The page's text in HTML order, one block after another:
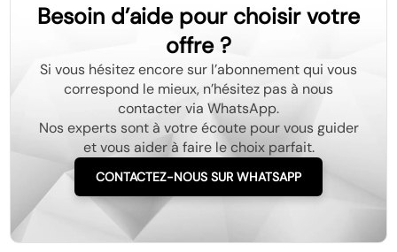
Besoin d’aide pour choisir votre
offre ?
Si vous hésitez encore sur l’abonnement qui vous
correspond le mieux, n’hésitez pas à nous
contacter via WhatsApp.
Nos experts sont à votre écoute pour vous guider
et vous aider à faire le choix parfait.
CONTACTEZ-NOUS SUR WHATSAPP